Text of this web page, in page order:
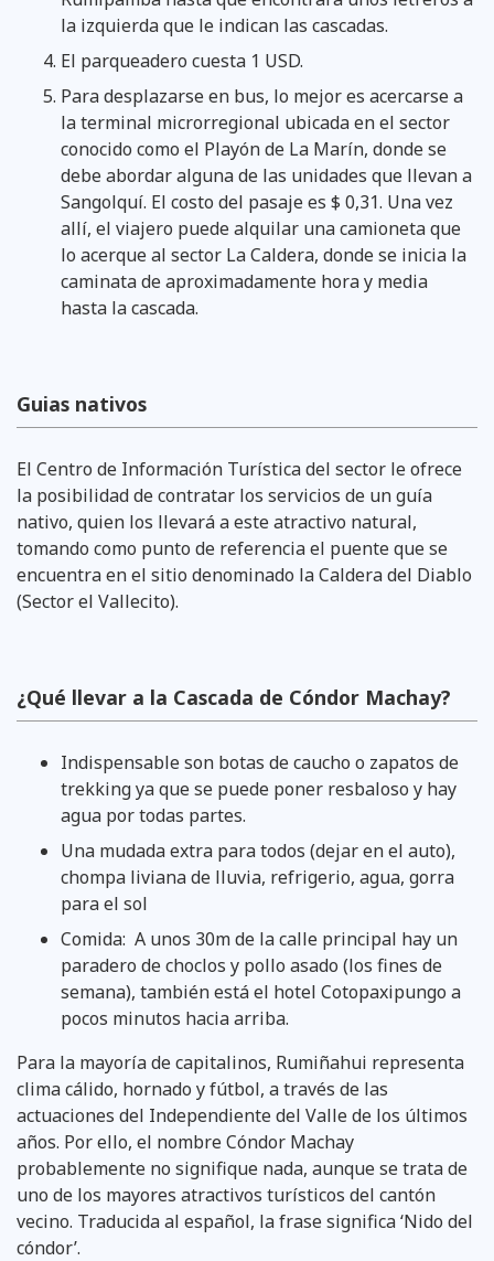
la izquierda que le indican las cascadas.
El parqueadero cuesta 1 USD.
Para desplazarse en bus, lo mejor es acercarse a
la terminal microrregional ubicada en el sector
conocido como el Playón de La Marín, donde se
debe abordar alguna de las unidades que llevan a
Sangolquí. El costo del pasaje es $ 0,31. Una vez
allí, el viajero puede alquilar una camioneta que
lo acerque al sector La Caldera, donde se inicia la
caminata de aproximadamente hora y media
hasta la cascada.
Guias nativos
El Centro de Información Turística del sector le ofrece
la posibilidad de contratar los servicios de un guía
nativo, quien los llevará a este atractivo natural,
tomando como punto de referencia el puente que se
encuentra en el sitio denominado la Caldera del Diablo
(Sector el Vallecito).
¿Qué llevar a la Cascada de Cóndor Machay?
Indispensable son botas de caucho o zapatos de
trekking ya que se puede poner resbaloso y hay
agua por todas partes.
Una mudada extra para todos (dejar en el auto),
chompa liviana de lluvia, refrigerio, agua, gorra
para el sol
Comida: A unos 30m de la calle principal hay un
paradero de choclos y pollo asado (los fines de
semana), también está el hotel Cotopaxipungo a
pocos minutos hacia arriba.
Para la mayoría de capitalinos, Rumiñahui representa
clima cálido, hornado y fútbol, a través de las
actuaciones del Independiente del Valle de los últimos
años. Por ello, el nombre Cóndor Machay
probablemente no signifique nada, aunque se trata de
uno de los mayores atractivos turísticos del cantón
vecino. Traducida al español, la frase significa ‘Nido del
cóndor’.